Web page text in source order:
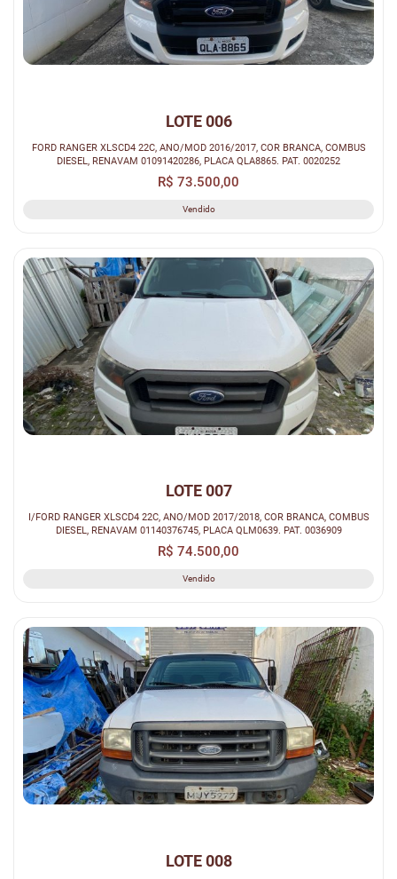
LOTE 006
FORD RANGER XLSCD4 22C, ANO/MOD 2016/2017, COR BRANCA, COMBUS
DIESEL, RENAVAM 01091420286, PLACA QLA8865. PAT. 0020252
R$ 73.500,00
Vendido
LOTE 007
I/FORD RANGER XLSCD4 22C, ANO/MOD 2017/2018, COR BRANCA, COMBUS
DIESEL, RENAVAM 01140376745, PLACA QLM0639. PAT. 0036909
R$ 74.500,00
Vendido
LOTE 008